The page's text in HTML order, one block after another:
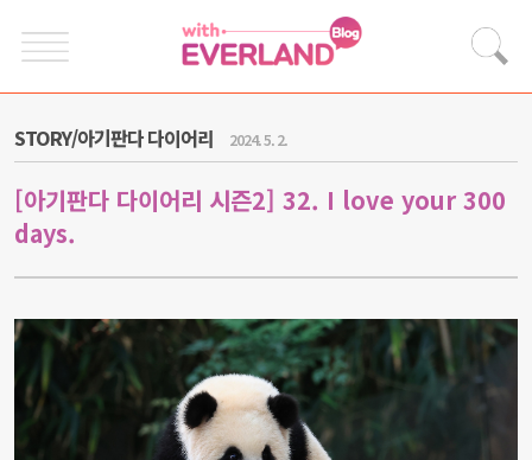
STORY/아기판다 다이어리 2024. 5. 2.
[아기판다 다이어리 시즌2] 32. I love your 300
days.